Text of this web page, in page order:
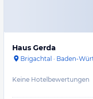
Haus Gerda
Brigachtal · Baden-
Keine Hotelbewertungen